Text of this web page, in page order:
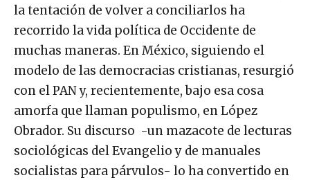
la tentación de volver a conciliarlos ha
recorrido la vida política de Occidente de
muchas maneras. En México, siguiendo el
modelo de las democracias cristianas, resurgió
con el PAN y, recientemente, bajo esa cosa
amorfa que llaman populismo, en López
Obrador. Su discurso -un mazacote de lecturas
sociológicas del Evangelio y de manuales
socialistas para párvulos- lo ha convertido en